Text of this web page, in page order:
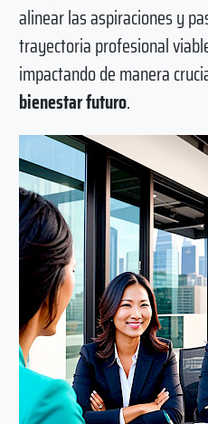
alinear las aspiraciones y
trayectoria profesional
impactando de manera
bienestar futuro.